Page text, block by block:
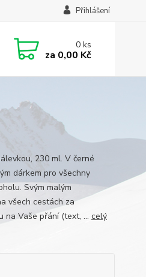
Přihlášení
0ks
za 0,00 Kč
230 ml. V černé
dárkem pro všechny
Svým malým
všech cestách za
na Vaše přání (text, ... celý